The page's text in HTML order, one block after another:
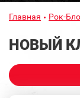
Главная Рок-
НОВЫЙ